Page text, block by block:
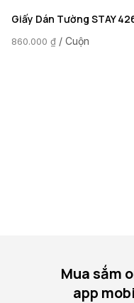
Giấy Dán Tường STAY
860.000 ₫ / Cuộn
Mua sắm
app